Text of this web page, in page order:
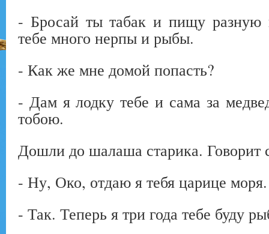
- Бросай ты табак и пищу разную
тебе много нерпы и рыбы.
- Как же мне домой попасть?
- Дам я лодку тебе и сама за
тобою.
Дошли до шалаша старика. Говорит
- Ну, Око, отдаю я тебя царице моря.
- Так. Теперь я три года тебе буду